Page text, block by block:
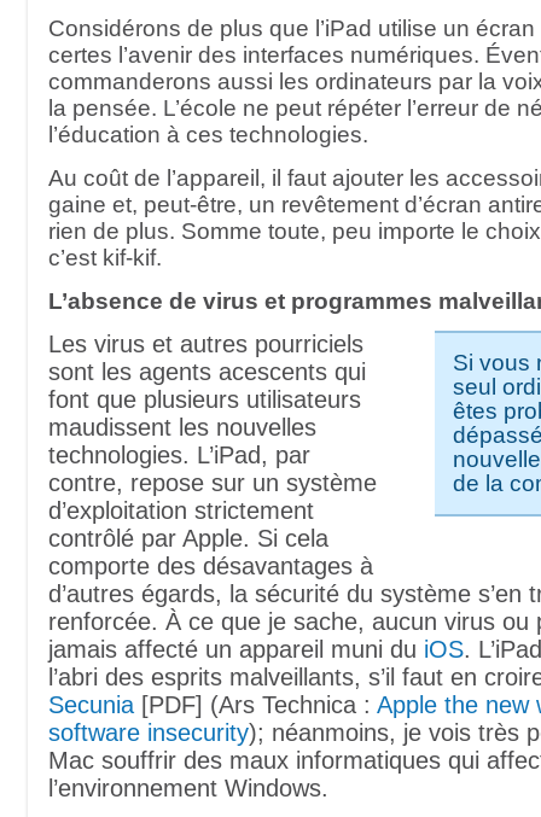
Considérons de plus que l’iPad utilise un
certes l’avenir des interfaces numériques.
commanderons aussi les ordinateurs par la
la pensée. L’école ne peut répéter l’erreur de
l’éducation à ces technologies.
Au coût de l’appareil, il faut ajouter les
gaine et, peut-être, un revêtement d’écran
rien de plus. Somme toute, peu importe le
c’est kif-kif.
L’absence de virus et programmes
Si vous
seul
êtes
de la
Les virus et autres pourriciels
sont les agents acescents qui
font que plusieurs utilisateurs
maudissent les nouvelles
technologies. L’iPad, par
contre, repose sur un système
d’exploitation strictement
contrôlé par Apple. Si cela
comporte des désavantages à
d’autres égards, la sécurité du système s’en
renforcée. À ce que je sache, aucun virus ou
jamais affecté un appareil muni du iOS.
l’abri des esprits malveillants, s’il faut en
Secunia [PDF] (Ars Technica : Apple the new
software insecurity); néanmoins, je vois très
Mac souffrir des maux informatiques qui
l’environnement Windows.